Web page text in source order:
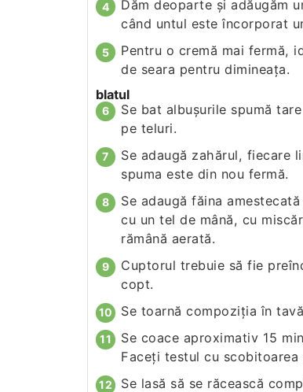
Dăm deoparte şi adăugăm
când untul este încorporat
Pentru o cremă mai fermă,
de seara pentru dimineaţa.
blatul
Se bat albuşurile spumă
pe teluri.
Se adaugă zahărul, fiecare
spuma este din nou fermă.
Se adaugă făina
cu un tel de mână, cu
rămână aerată.
Cuptorul trebuie să fie
copt.
Se toarnă compoziţia în
Se coace aproximativ 15
Faceţi testul cu
Se lasă să se răcească